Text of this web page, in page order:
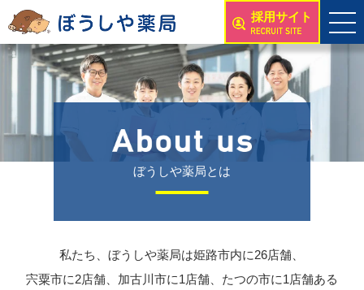
採用サイト
ぼうしや薬局とは
私たち、ぼうしや薬局は姫路市内に26店舗、
宍粟市に2店舗、加古川市に1店舗、たつの市に1店舗ある